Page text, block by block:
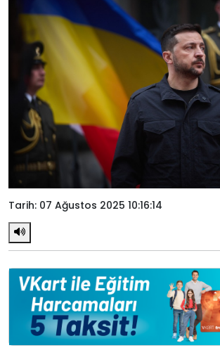
Tarih: 07 Ağustos 2025 10:16:14